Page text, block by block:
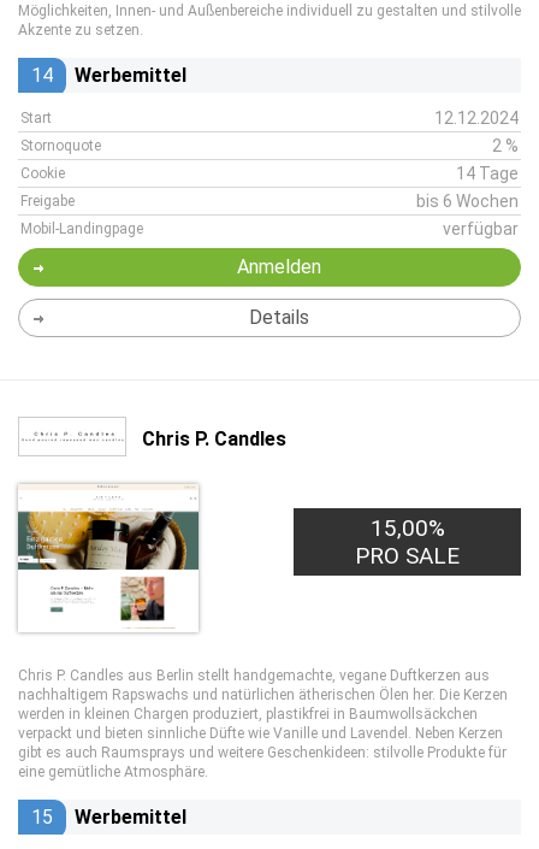
Möglichkeiten, Innen- und Außenbereiche individuell zu gestalten und stilvolle
Akzente zu setzen.
14 Werbemittel
Start 12.12.2024
Stornoquote 2 %
Cookie 14 Tage
Freigabe bis 6 Wochen
Mobil-Landingpage verfügbar
Anmelden
Details
Chris P. Candles
15,00%
PRO SALE
Chris P. Candles aus Berlin stellt handgemachte, vegane Duftkerzen aus
nachhaltigem Rapswachs und natürlichen ätherischen Ölen her. Die Kerzen
werden in kleinen Chargen produziert, plastikfrei in Baumwollsäckchen
verpackt und bieten sinnliche Düfte wie Vanille und Lavendel. Neben Kerzen
gibt es auch Raumsprays und weitere Geschenkideen: stilvolle Produkte für
eine gemütliche Atmosphäre.
15 Werbemittel